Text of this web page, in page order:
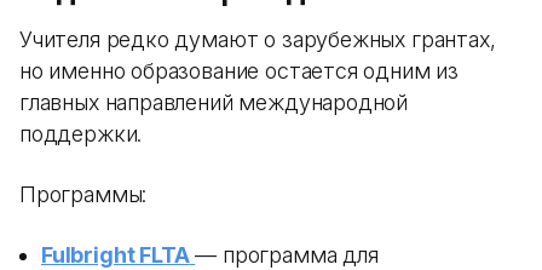
Учителя редко думают о зарубежных грантах,
но именно образование остается одним из
главных направлений международной
поддержки.
Программы:
Fulbright FLTA — программа для